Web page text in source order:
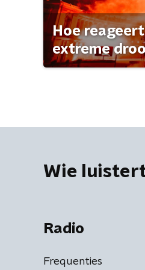
Hoe
extreme
Wie
Radio
Frequenties